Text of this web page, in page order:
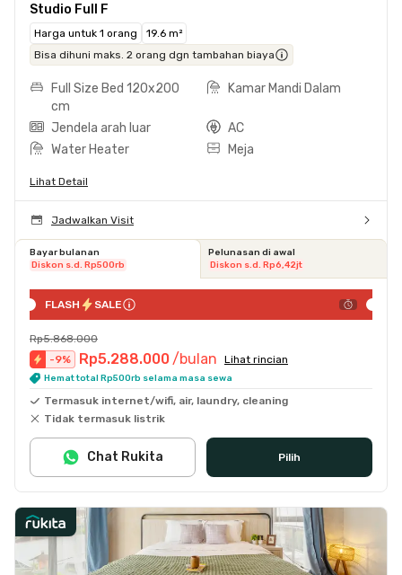
Studio Full F
Harga untuk 1 orang
19.6 m²
Bisa dihuni maks. 2 orang dgn tambahan biaya
Full Size Bed 120x200
cm
Kamar Mandi Dalam
Jendela arah luar
AC
Water Heater
Meja
Lihat Detail
Jadwalkan Visit
Bayar bulanan
Diskon s.d. Rp500rb
Pelunasan di awal
Diskon s.d. Rp6,42jt
FLASH SALE
Rp5.868.000
-9% Rp5.288.000 /bulan Lihat rincian
Hemat total Rp500rb selama masa sewa
Termasuk internet/wifi, air, laundry, cleaning
Tidak termasuk listrik
Pilih
Chat Rukita